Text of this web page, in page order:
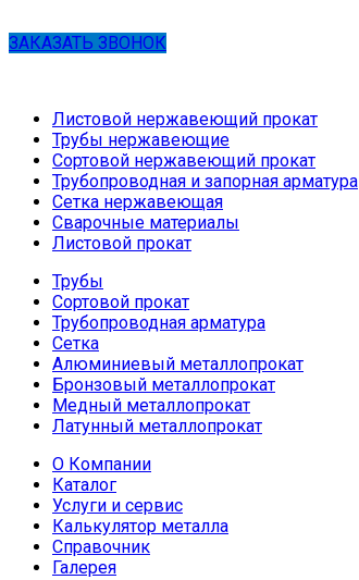
ЗАКАЗАТЬ ЗВОНОК
Листовой нержавеющий прокат
Трубы нержавеющие
Сортовой нержавеющий прокат
Трубопроводная и запорная арматура
Сетка нержавеющая
Сварочные материалы
Листовой прокат
Трубы
Сортовой прокат
Трубопроводная арматура
Сетка
Алюминиевый металлопрокат
Бронзовый металлопрокат
Медный металлопрокат
Латунный металлопрокат
О Компании
Каталог
Услуги и сервис
Калькулятор металла
Справочник
Галерея